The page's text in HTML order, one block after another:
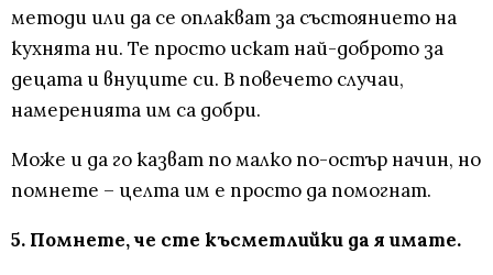
методи или да се оплакват за състоянието на
кухнята ни. Те просто искат най-доброто за
децата и внуците си. В повечето случаи,
намеренията им са добри.
Може и да го казват по малко по-остър начин, но
помнете – целта им е просто да помогнат.
5. Помнете, че сте късметлийки да я имате.